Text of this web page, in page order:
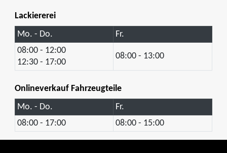
Lackiererei
Mo. - Do.
Fr.
08:00 - 12:00
12:30 - 17:00
08:00 - 13:00
Onlineverkauf Fahrzeugteile
Mo. - Do.
Fr.
08:00 - 17:00
08:00 - 15:00